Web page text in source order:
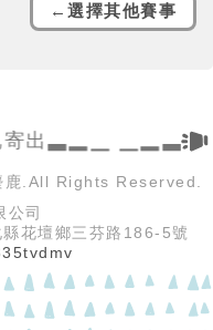
←選擇其他賽事
出▃▂▁ ▁▂▃
.All Rights Reserved.
公司
花壇鄉三芬路186-5號